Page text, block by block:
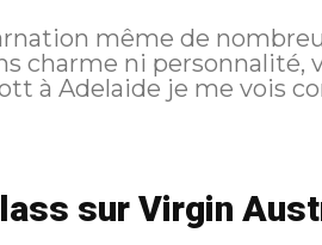
même de
charme ni personnalité,
sur Virgin